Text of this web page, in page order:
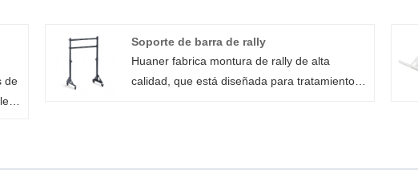
proyectos de estanterías en el hogar, el
garaje, el cobertizo o la oficina.
de
Soporte de barra de rally
Huaner fabrica montura de rally de alta
calidad, que está diseñada para tratamiento